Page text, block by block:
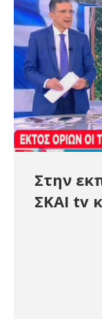
Στην
ΣΚΑΙ tv